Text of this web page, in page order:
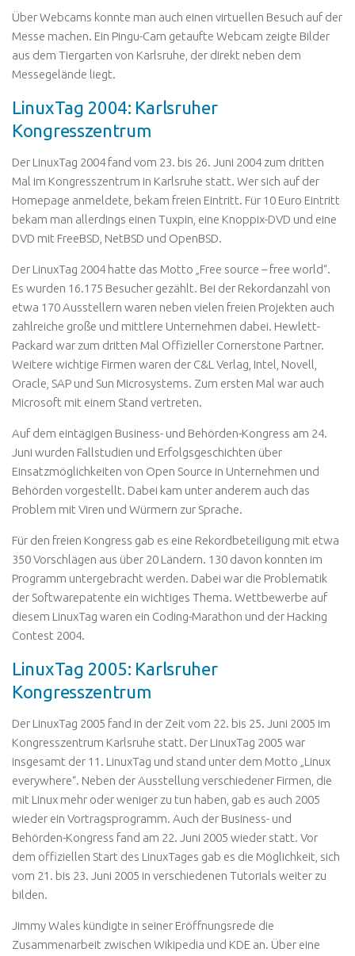
Über Webcams konnte man auch einen virtuellen Besuch auf der
Messe machen. Ein Pingu-Cam getaufte Webcam zeigte Bilder
aus dem Tiergarten von Karlsruhe, der direkt neben dem
Messegelände liegt.
LinuxTag 2004: Karlsruher
Kongresszentrum
Der LinuxTag 2004 fand vom 23. bis 26. Juni 2004 zum dritten
Mal im Kongresszentrum in Karlsruhe statt. Wer sich auf der
Homepage anmeldete, bekam freien Eintritt. Für 10 Euro Eintritt
bekam man allerdings einen Tuxpin, eine Knoppix-DVD und eine
DVD mit FreeBSD, NetBSD und OpenBSD.
Der LinuxTag 2004 hatte das Motto „Free source – free world“.
Es wurden 16.175 Besucher gezählt. Bei der Rekordanzahl von
etwa 170 Ausstellern waren neben vielen freien Projekten auch
zahlreiche große und mittlere Unternehmen dabei. Hewlett-
Packard war zum dritten Mal Offizieller Cornerstone Partner.
Weitere wichtige Firmen waren der C&L Verlag, Intel, Novell,
Oracle, SAP und Sun Microsystems. Zum ersten Mal war auch
Microsoft mit einem Stand vertreten.
Auf dem eintägigen Business- und Behörden-Kongress am 24.
Juni wurden Fallstudien und Erfolgsgeschichten über
Einsatzmöglichkeiten von Open Source in Unternehmen und
Behörden vorgestellt. Dabei kam unter anderem auch das
Problem mit Viren und Würmern zur Sprache.
Für den freien Kongress gab es eine Rekordbeteiligung mit etwa
350 Vorschlägen aus über 20 Ländern. 130 davon konnten im
Programm untergebracht werden. Dabei war die Problematik
der Softwarepatente ein wichtiges Thema. Wettbewerbe auf
diesem LinuxTag waren ein Coding-Marathon und der Hacking
Contest 2004.
LinuxTag 2005: Karlsruher
Kongresszentrum
Der LinuxTag 2005 fand in der Zeit vom 22. bis 25. Juni 2005 im
Kongresszentrum Karlsruhe statt. Der LinuxTag 2005 war
insgesamt der 11. LinuxTag und stand unter dem Motto „Linux
everywhere“. Neben der Ausstellung verschiedener Firmen, die
mit Linux mehr oder weniger zu tun haben, gab es auch 2005
wieder ein Vortragsprogramm. Auch der Business- und
Behörden-Kongress fand am 22. Juni 2005 wieder statt. Vor
dem offiziellen Start des LinuxTages gab es die Möglichkeit, sich
vom 21. bis 23. Juni 2005 in verschiedenen Tutorials weiter zu
bilden.
Jimmy Wales kündigte in seiner Eröffnungsrede die
Zusammenarbeit zwischen Wikipedia und KDE an. Über eine